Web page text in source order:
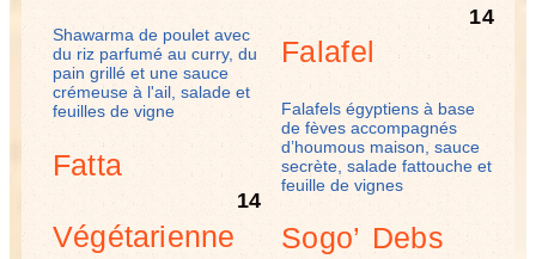
Shawarma de poulet avec
du riz parfumé au curry, du
pain grillé et une sauce
crémeuse à l'ail, salade et
feuilles de vigne
Fatta
Végétarienne
14
Falafel
14
Falafels égyptiens à base
de fèves accompagnés
d’houmous maison, sauce
secrète, salade fattouche et
feuille de vignes
Sogo’ Debs